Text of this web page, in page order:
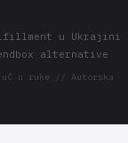
u Ukrajini
alternative
u ruke // Autorska